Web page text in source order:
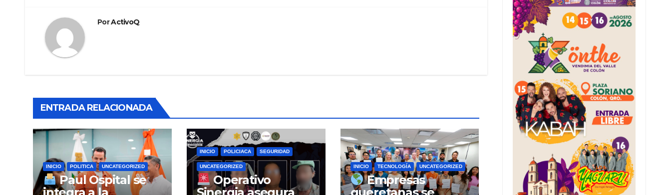
PorActivoQ
ENTRADA RELACIONADA
INICIO POLITICA UNCATEGORIZED
Paul Ospital se
integra a la
INICIO POLICIACA SEGURIDAD
UNCATEGORIZED
Operativo
Sinergia asegura
INICIO TECNOLOGÍA UNCATEGORIZED
Empresas
queretanas se